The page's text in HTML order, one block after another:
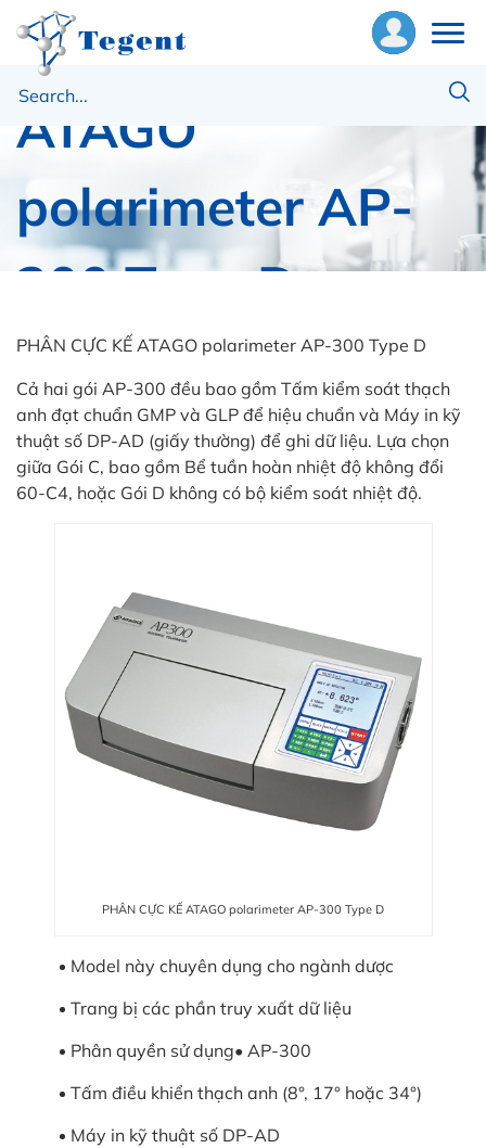
PHÂN CỰC KẾ
ATAGO
polarimeter AP-
300 Type D
Trang chủ
Thiết bị khác
PHÂN CỰC KẾ ATAGO polarimeter AP-300 Type D
Cả hai gói AP-300 đều bao gồm Tấm kiểm soát thạch
anh đạt chuẩn GMP và GLP để hiệu chuẩn và Máy in kỹ
thuật số DP-AD (giấy thường) để ghi dữ liệu. Lựa chọn
giữa Gói C, bao gồm Bể tuần hoàn nhiệt độ không đổi
60-C4, hoặc Gói D không có bộ kiểm soát nhiệt độ.
PHÂN CỰC KẾ ATAGO polarimeter AP-300 Type D
Model này chuyên dụng cho ngành dược
Trang bị các phần truy xuất dữ liệu
Phân quyền sử dụng• AP-300
Tấm điều khiển thạch anh (8°, 17° hoặc 34°)
Máy in kỹ thuật số DP-AD